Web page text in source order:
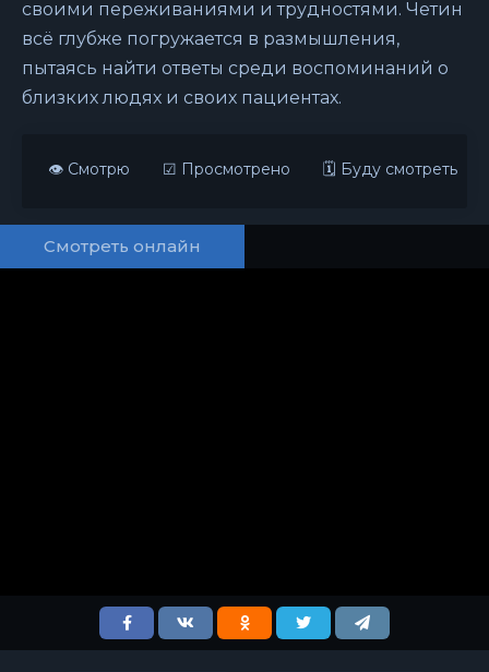
своими переживаниями и трудностями. Четин
всё глубже погружается в размышления,
пытаясь найти ответы среди воспоминаний о
близких людях и своих пациентах.
👁 Смотрю ☑ Просмотрено 🗓 Буду смотреть
Смотреть онлайн